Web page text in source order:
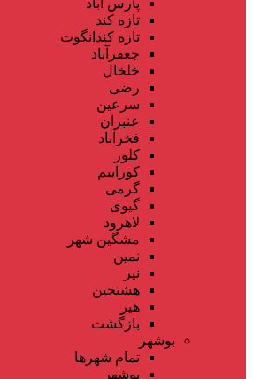
تازه کند
تازه کندانگوت
جعفرآباد
خلخال
رضی
سرعین
عنبران
فخرآباد
کلور
کوراییم
گرمی
گیوی
لاهرود
مشگین شهر
نمین
نیر
هشتجین
هیر
بازگشت
بوشهر
تمام شهر‌ها
بوشهر